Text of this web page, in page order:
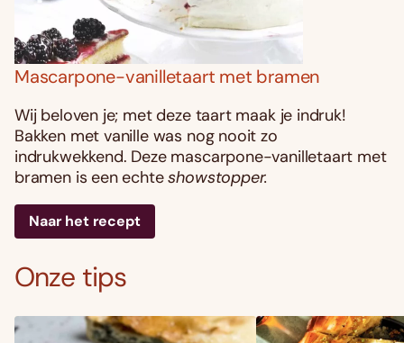
Mascarpone-vanilletaart met bramen
Wij beloven je; met deze taart maak je indruk!
Bakken met vanille was nog nooit zo
indrukwekkend. Deze mascarpone-vanilletaart met
bramen is een echteshowstopper.
Naar het recept
Onze tips